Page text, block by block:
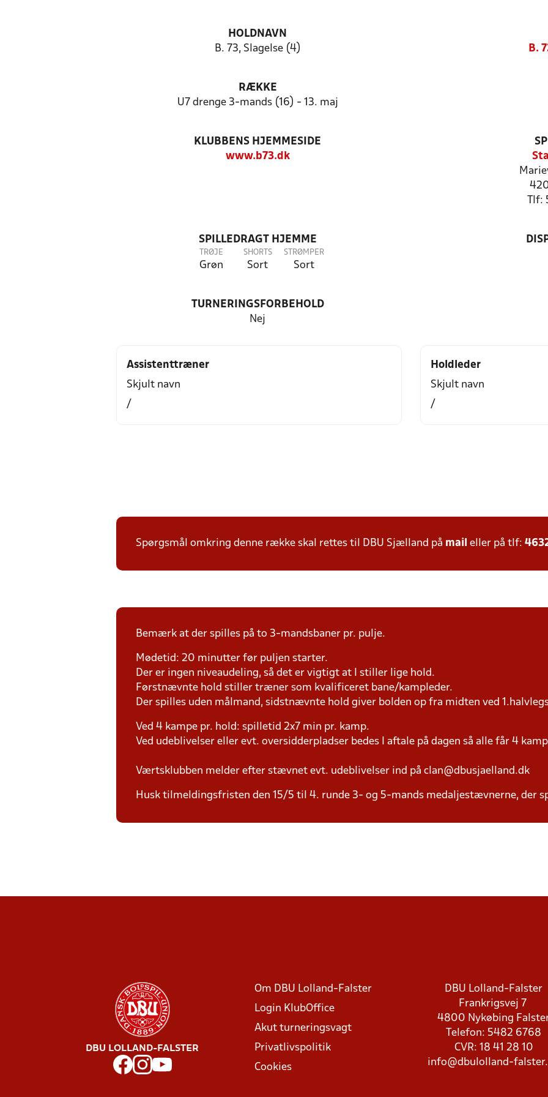
HOLDNAVN
B. 73, Slagelse (4)
B.
RÆKKE
U7 drenge 3-mands (16) - 13. maj
KLUBBENS HJEMMESIDE
www.b73.dk
SPILLEDRAGT HJEMME
TRØJE
Grøn
SHORTS
Sort
STRØMPER
Sort
TURNERINGSFORBEHOLD
Nej
Assistenttræner
Skjult navn
/
Holdleder
Skjult navn
/
Spørgsmål omkring denne række skal rettes til DBU Sjælland på mail eller på tlf:
Bemærk at der spilles på to 3-mandsbaner pr. pulje.
Mødetid: 20 minutter før puljen starter.
Der er ingen niveaudeling, så det er vigtigt at I stiller lige hold.
Førstnævnte hold stiller træner som kvalificeret bane/kampleder.
Der spilles uden målmand, sidstnævnte hold giver bolden op fra midten ved
Ved 4 kampe pr. hold: spilletid 2x7 min pr. kamp.
Ved udeblivelser eller evt. oversidderpladser bedes I aftale på dagen så alle får 4
Værtsklubben melder efter stævnet evt. udeblivelser ind på clan@dbusjaelland.dk
Husk tilmeldingsfristen den 15/5 til 4. runde 3- og 5-mands medaljestævnerne, der
DBU LOLLAND-FALSTER
Om DBU Lolland-Falster
Login KlubOffice
Akut turneringsvagt
Privatlivspolitik
Cookies
DBU Lolland-Falster
Frankrigsvej 7
4800 Nykøbing
Telefon: 5482 6768
CVR: 18 41 28 10
info@dbulolland-